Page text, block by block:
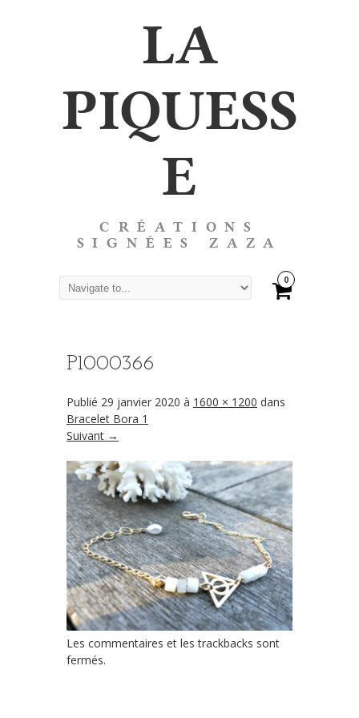
LA
PIQUESS
E
CRÉATIONS
SIGNÉES ZAZA
0
P1000366
Publié 29 janvier 2020 à 1600 × 1200 dans
Bracelet Bora 1
Suivant →
Les commentaires et les trackbacks sont
fermés.